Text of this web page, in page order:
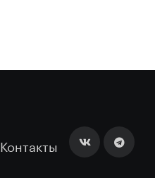
Контакты